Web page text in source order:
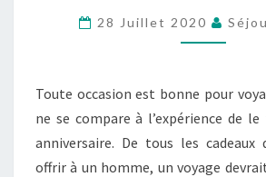
À
POUR
SON
28 Juillet 2020
Toute occasion est bonne pour
ne se compare à l’expérience de
anniversaire. De tous les cadeaux
offrir à un homme, un voyage